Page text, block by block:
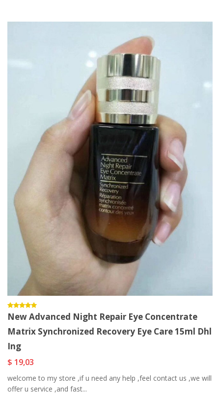
New Advanced Night Repair Eye Concentrate
Matrix Synchronized Recovery Eye Care 15ml Dhl
Ing
$ 19,03
welcome to my store ,if u need any help ,feel contact us ,we will
offer u service ,and fast...